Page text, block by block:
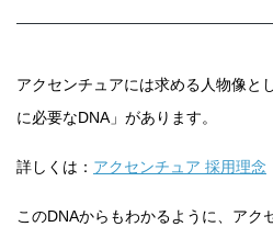
アクセンチュアには求める人物像と
に必要なDNA」があります。
詳しくは： アクセンチュア 採用理念
このDNAからもわかるように、アク